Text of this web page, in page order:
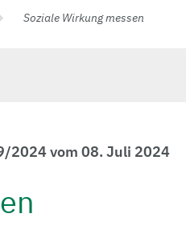
Soziale Wirkung messen
2024 vom 08. Juli 2024